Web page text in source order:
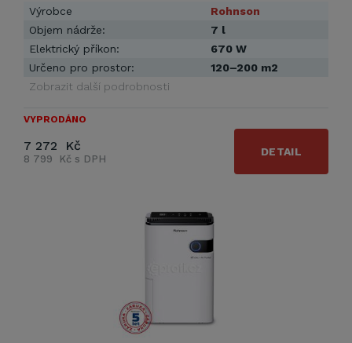
Výrobce
Rohnson
Objem nádrže:
7 l
Elektrický příkon:
670 W
Určeno pro prostor:
120–200 m2
Zobrazit další podrobnosti
VYPRODÁNO
7 272 Kč
8 799 Kč s DPH
DETAIL